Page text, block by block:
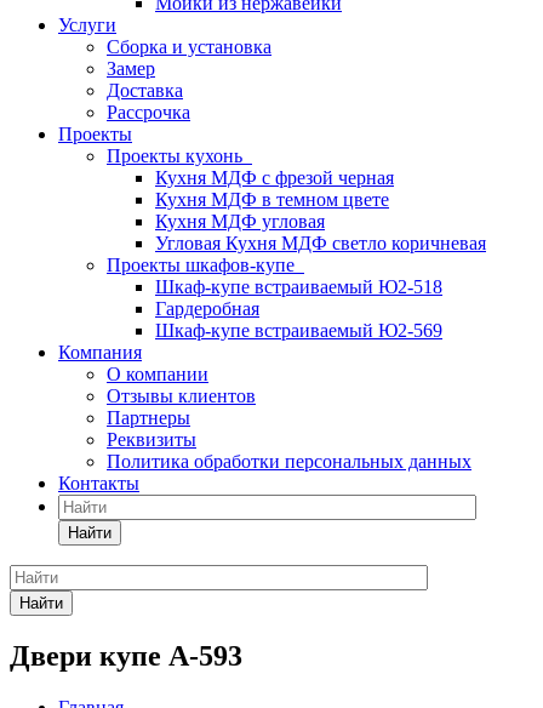
Услуги
Сборка и установка
Замер
Доставка
Рассрочка
Проекты
Проекты кухонь
Кухня МДФ с фрезой черная
Кухня МДФ в темном цвете
Кухня МДФ угловая
Угловая Кухня МДФ светло коричневая
Проекты шкафов-купе
Шкаф-купе встраиваемый Ю2-518
Гардеробная
Шкаф-купе встраиваемый Ю2-569
Компания
О компании
Отзывы клиентов
Партнеры
Реквизиты
Политика обработки персональных данных
Контакты
Найти
Найти
Двери купе А-593